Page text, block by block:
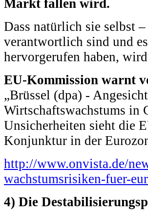
Markt fallen wird.
Dass natürlich sie selbst
verantwortlich sind und
hervorgerufen haben,
EU-Kommission warnt
„Brüssel (dpa) -
Wirtschaftswachstums in
Unsicherheiten sieht die
Konjunktur in der
http://www.onvista.de/
wachstumsrisiken-fuer-
4) Die